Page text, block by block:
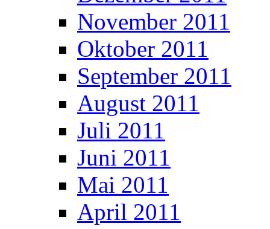
November 2011
Oktober 2011
September 2011
August 2011
Juli 2011
Juni 2011
Mai 2011
April 2011